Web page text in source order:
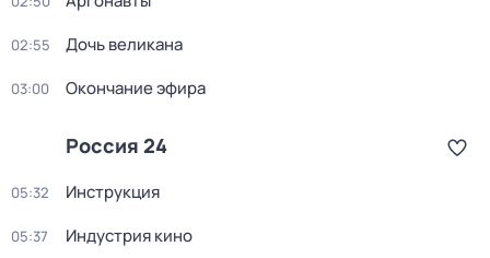
02:55 Дочь великана
03:00 Окончание эфира
Россия 24
05:32 Инструкция
05:37 Индустрия кино